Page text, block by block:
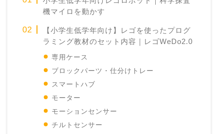
機マイロを動かす
【小学生低学年向け】レゴを使ったプログ
ラミング教材のセット内容｜レゴWeDo2.0
専用ケース
ブロックパーツ・仕分けトレー
スマートハブ
モーター
モーションセンサー
チルトセンサー